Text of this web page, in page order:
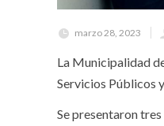
marzo 28, 2023
La Municipalidad
Servicios Públicos
Se presentaron